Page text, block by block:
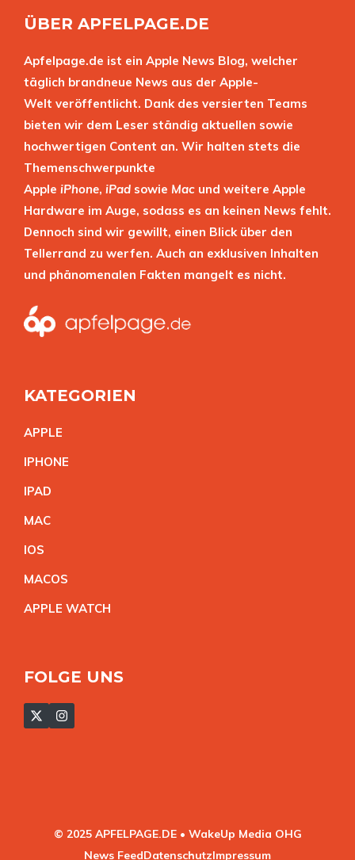
ÜBER APFELPAGE.DE
Apfelpage.de ist ein Apple News Blog, welcher
täglich brandneue News aus der Apple-
Welt veröffentlicht. Dank des versierten Teams
bieten wir dem Leser ständig aktuellen sowie
hochwertigen Content an. Wir halten stets die
Themenschwerpunkte
Apple iPhone, iPad sowie Mac und weitere Apple
Hardware im Auge, sodass es an keinen News fehlt.
Dennoch sind wir gewillt, einen Blick über den
Tellerrand zu werfen. Auch an exklusiven Inhalten
und phänomenalen Fakten mangelt es nicht.
KATEGORIEN
APPLE
IPHONE
IPAD
MAC
IOS
MACOS
APPLE WATCH
FOLGE UNS
© 2025 APFELPAGE.DE • WakeUp Media OHG
News FeedDatenschutzImpressum